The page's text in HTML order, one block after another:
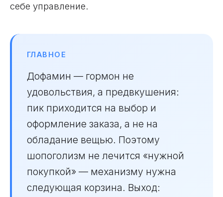
себе управление.
ГЛАВНОЕ
Дофамин — гормон не
удовольствия, а предвкушения:
пик приходится на выбор и
оформление заказа, а не на
обладание вещью. Поэтому
шопоголизм не лечится «нужной
покупкой» — механизму нужна
следующая корзина. Выход: